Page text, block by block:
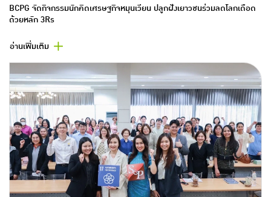
BCPG จัดกิจกรรมนักคิดเศรษฐกิจหมุนเวียน ปลูกฝังเยาวชนร่วมลดโลกเดือด
ด้วยหลัก 3Rs
อ่านเพิ่มเติม